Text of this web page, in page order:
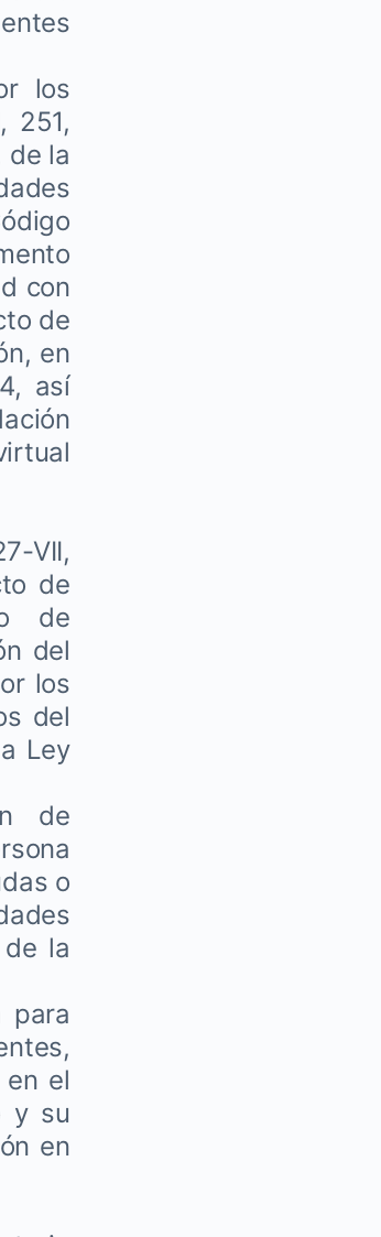
los
251,
de la
con
de
en
así
VII,
de
de
del
los
del
Ley
de
o
la
para
el
y su
en